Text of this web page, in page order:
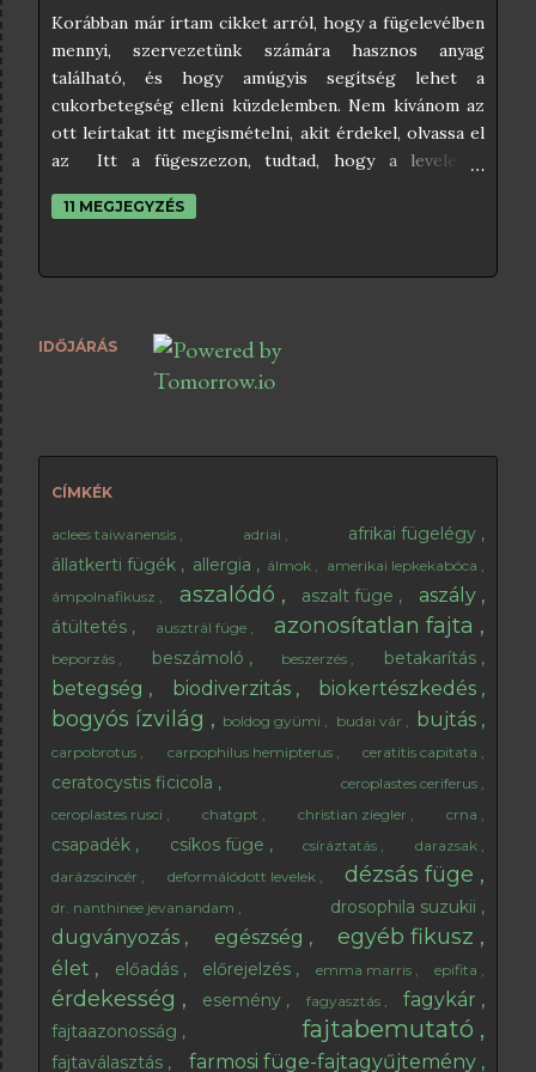
Korábban már írtam cikket arról, hogy a fügelevélben
mennyi, szervezetünk számára hasznos anyag
található, és hogy amúgyis segítség lehet a
cukorbetegség elleni küzdelemben. Nem kívánom az
ott leírtakat itt megismételni, akit érdekel, olvassa el
az Itt a fügeszezon, tudtad, hogy a levele is
megtudhat a fügelevél, és a cukorbetegség
tea természetesen nem csak cukorbetegek számára
ajánlható. Ha szeretsz teázni, akkor kiválthat egy-egy
élénkítő anyagok, így nem fogják gátolni az esti
elalvást. Emellett rendkívül kellemes illata van, főleg
alkalmas tea alapanyagnak? Csak e...
11 MEGJEGYZÉS
IDŐJÁRÁS
CÍMKÉK
aclees taiwanensis adriai
afrikai fügelégy
állatkerti fügék
allergia álmok
amerikai lepkekabóca
ámpolnafikusz
aszalódó aszalt füge aszály
átültetés ausztrál füge azonosítatlan fajta
beporzás beszámoló beszerzés betakarítás
betegség biodiverzitás biokertészkedés
bogyós ízvilág boldog gyümi budai vár bujtás
carpobrotus carpophilus hemipterus ceratitis capitata
ceratocystis ficicola
ceroplastes ceriferus
ceroplastes rusci
chatgpt christian ziegler crna
csapadék csíkos füge csíráztatás
darazsak
darázscincér
deformálódott levelek dézsás füge
dr. nanthinee jevanandam drosophila suzukii
dugványozás egészség egyéb fikusz
élet előadás előrejelzés emma marris epifita
érdekesség esemény fagyasztás fagykár
fajtaazonosság fajtabemutató
fajtaválasztás farmosi füge-fajtagyűjtemény